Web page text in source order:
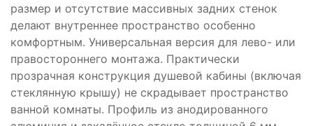
размер и отсутствие массивных задних стенок
делают внутреннее пространство особенно
комфортным. Универсальная версия для лево- или
правостороннего монтажа. Практически
прозрачная конструкция душевой кабины (включая
стеклянную крышу) не скрадывает пространство
ванной комнаты. Профиль из анодированного